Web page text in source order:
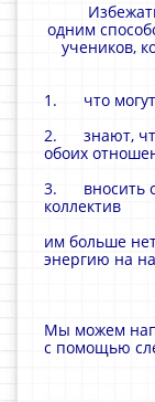
Избежать
одним
учеников,
1. что могут
2. знают, что
обоих
3. вносить
коллектив
им больше
энергию на
Мы можем
с помощью